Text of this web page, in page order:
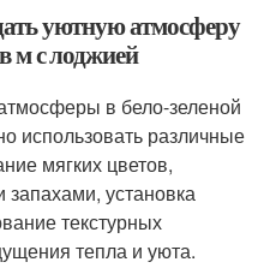
уютную атмосферу
м с лоджией
в бело-зеленой
использовать различные
мягких цветов,
установка
текстурных
тепла и уюта.